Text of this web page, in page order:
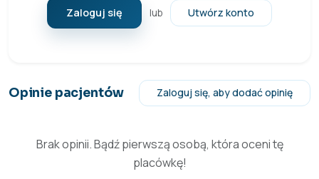
Zaloguj się lub Utwórz konto
Opinie pacjentów Zaloguj się, aby dodać opinię
Brak opinii. Bądź pierwszą osobą, która oceni tę
placówkę!